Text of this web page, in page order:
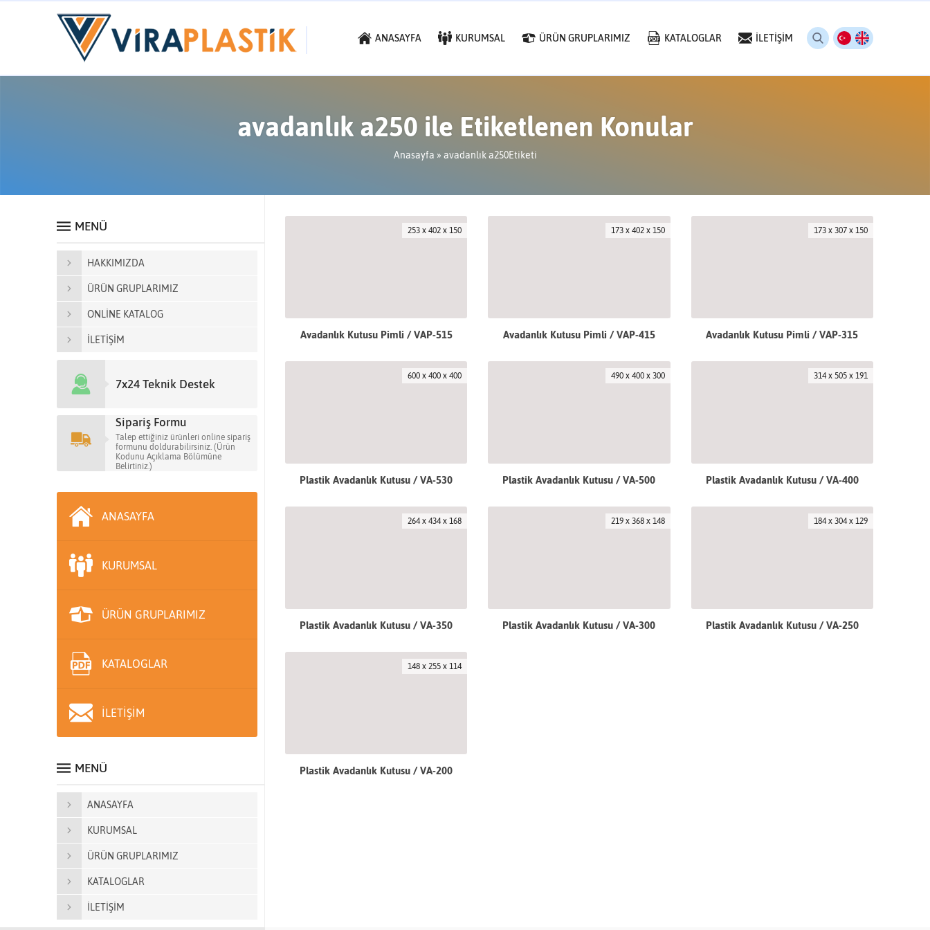
ANASAYFA KURUMSAL ÜRÜN GRUPLARIMIZ KATALOGLAR İLETİŞİM
avadanlık a250 ile Etiketlenen Konular
Anasayfa » avadanlık a250Etiketi
253 x 402 x 150
Avadanlık Kutusu Pimli / VAP-515
173 x 402 x 150
Avadanlık Kutusu Pimli / VAP-415
173 x 307 x 150
Avadanlık Kutusu Pimli / VAP-315
600 x 400 x 400
Plastik Avadanlık Kutusu / VA-530
490 x 400 x 300
Plastik Avadanlık Kutusu / VA-500
314 x 505 x 191
Plastik Avadanlık Kutusu / VA-400
264 x 434 x 168
Plastik Avadanlık Kutusu / VA-350
219 x 368 x 148
Plastik Avadanlık Kutusu / VA-300
184 x 304 x 129
Plastik Avadanlık Kutusu / VA-250
148 x 255 x 114
Plastik Avadanlık Kutusu / VA-200
MENÜ
HAKKIMIZDA
ÜRÜN GRUPLARIMIZ
ONLİNE KATALOG
İLETİŞİM
7x24 Teknik Destek
Sipariş Formu
Talep ettiğiniz ürünleri online sipariş
formunu doldurabilirsiniz. (Ürün
Kodunu Açıklama Bölümüne
Belirtiniz.)
ANASAYFA
KURUMSAL
ÜRÜN GRUPLARIMIZ
KATALOGLAR
İLETİŞİM
MENÜ
ANASAYFA
KURUMSAL
ÜRÜN GRUPLARIMIZ
KATALOGLAR
İLETİŞİM